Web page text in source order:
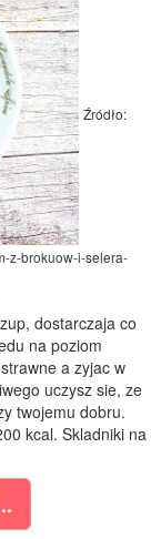
Źródło:
z-brokuow-i-selera-
dostarczaja co
na poziom
a zyjac w
uczysz sie, ze
twojemu dobru.
kcal. Skladniki na